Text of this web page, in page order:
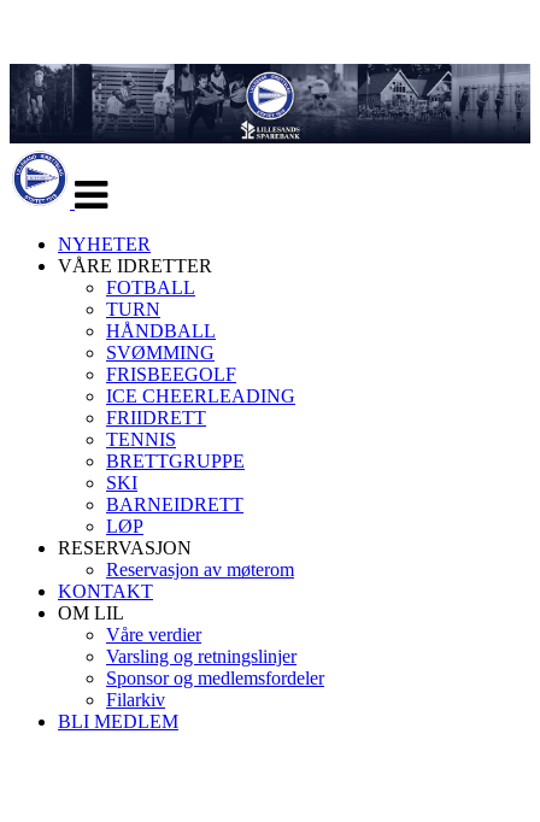
navigasjon
NYHETER
VÅRE IDRETTER
FOTBALL
TURN
HÅNDBALL
SVØMMING
FRISBEEGOLF
ICE CHEERLEADING
FRIIDRETT
TENNIS
BRETTGRUPPE
SKI
BARNEIDRETT
LØP
RESERVASJON
Reservasjon av møterom
KONTAKT
OM LIL
Våre verdier
Varsling og retningslinjer
Sponsor og medlemsfordeler
Filarkiv
BLI MEDLEM